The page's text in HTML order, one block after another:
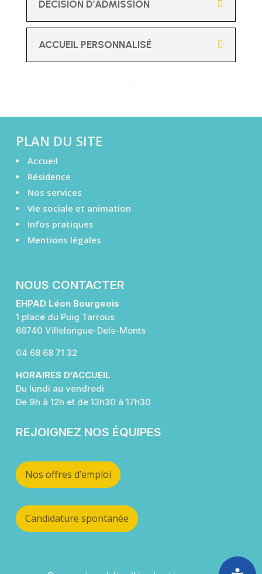
DÉCISION D’ADMISSION
ACCUEIL PERSONNALISÉ
PLAN DU SITE
Accueil
Résidence
Nos services
Vie sociale et animation
Infos pratiques
Mentions légales
NOUS CONTACTER
EHPAD Léon Bourgeois
1 place du Puig Tarrous
66740 Villelongue-Dels-Monts
04 68 68 71 32
HORAIRES D’ACCUEIL
Du lundi au vendredi
De 9h à 12h et de 13h30 à 17h30
REJOIGNEZ NOS ÉQUIPES
Nos offres d’emploi
Candidature spontanée